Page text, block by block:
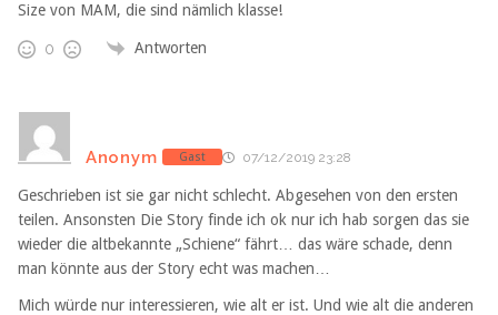
Size von MAM, die sind nämlich klasse!
0 Antworten
Anonym Gast 07/12/2019 23:28
Geschrieben ist sie gar nicht schlecht. Abgesehen von den ersten
teilen. Ansonsten Die Story finde ich ok nur ich hab sorgen das sie
wieder die altbekannte „Schiene“ fährt… das wäre schade, denn
man könnte aus der Story echt was machen…
Mich würde nur interessieren, wie alt er ist. Und wie alt die anderen